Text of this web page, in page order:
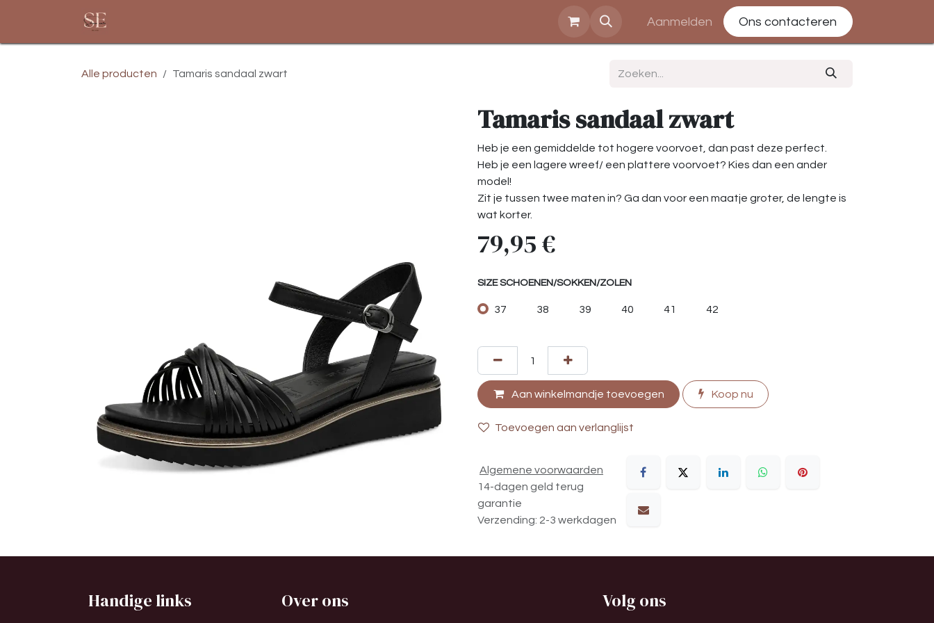
Shop Aanmelden Ons contacteren
Alle producten Tamaris sandaal zwart
Tamaris sandaal zwart
Heb je een gemiddelde tot hogere voorvoet, dan past deze perfect.
Heb je een lagere wreef/ een plattere voorvoet? Kies dan een ander
model!
Zit je tussen twee maten in? Ga dan voor een maatje groter, de lengte is
wat korter.
79,95€
SIZE SCHOENEN/SOKKEN/ZOLEN
37 38 39 40 41 42
Aan winkelmandje toevoegen Koop nu
Toevoegen aan verlanglijst
Algemene voorwaarden
14-dagen geld terug
garantie
Verzending: 2-3 werkdagen
Handige links Volg ons
Over ons